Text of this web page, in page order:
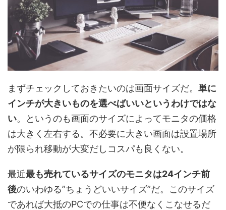
まずチェックしておきたいのは画面サイズだ。 単に
インチが大きいものを選べばいいというわけではな
い。というのも画面のサイズによってモニタの価格
は大きく左右する。不必要に大きい画面は設置場所
が限られ移動が大変だしコスパも良くない。
最近最も売れているサイズのモニタは24インチ前
後のいわゆる”ちょうどいいサイズ”だ。このサイズ
であれば大抵のPCでの仕事は不便なくこなせるだ